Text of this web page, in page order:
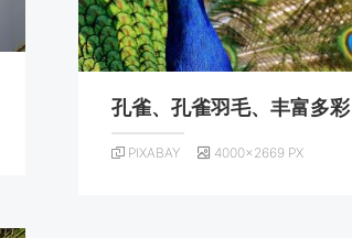
孔雀、孔雀羽毛、丰富多彩
PIXABAY 4000×2669 PX